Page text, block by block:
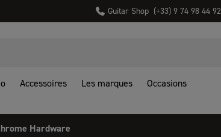
Guitar Shop (+33) 9 74 98 44 92
Accessoires Les marques Occasions
Hardware